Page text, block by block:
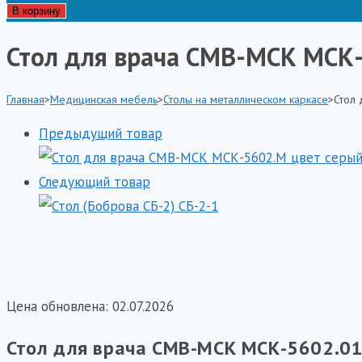
товара
для
СМВ-
МСК
МСК-5602.01
цвет
серый
Металл
В корзину
Стол для врача СМВ-МСК
Главная>Медицинская мебель>Столы на металлическом каркасе>Стол
Предыдущий товар
Следующий товар
Цена обновлена: 02.07.2026
Стол для врача СМВ-МСК МСК-